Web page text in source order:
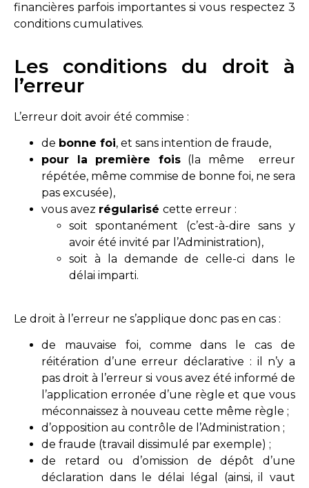
financières parfois importantes si vous respectez 3
conditions cumulatives.
Les conditions du droit à
l’erreur
L’erreur doit avoir été commise :
de bonne foi, et sans intention de fraude,
pour la première fois(la même erreur
répétée, même commise de bonne foi, ne sera
pas excusée),
vous avez régularisé cette erreur :
soit spontanément (c’est-à-dire sans y
avoir été invité par l’Administration),
soit à la demande de celle-ci dans le
délai imparti.
Le droit à l’erreur ne s’applique donc pas en cas :
de mauvaise foi, comme dans le cas de
réitération d’une erreur déclarative : il n’y a
pas droit à l’erreur si vous avez été informé de
l’application erronée d’une règle et que vous
méconnaissez à nouveau cette même règle ;
d’opposition au contrôle de l’Administration ;
de fraude (travail dissimulé par exemple) ;
de retard ou d’omission de dépôt d’une
déclaration dans le délai légal (ainsi, il vaut